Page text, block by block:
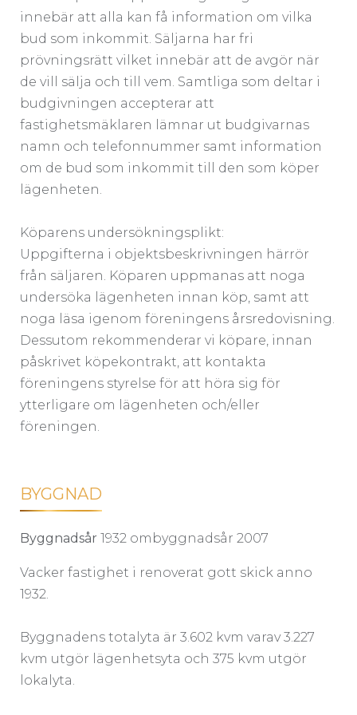
innebär att alla kan få information om vilka
bud som inkommit. Säljarna har fri
prövningsrätt vilket innebär att de avgör när
de vill sälja och till vem. Samtliga som deltar i
budgivningen accepterar att
fastighetsmäklaren lämnar ut budgivarnas
namn och telefonnummer samt information
om de bud som inkommit till den som köper
lägenheten.
Köparens undersökningsplikt:
Uppgifterna i objektsbeskrivningen härrör
från säljaren. Köparen uppmanas att noga
undersöka lägenheten innan köp, samt att
noga läsa igenom föreningens årsredovisning.
Dessutom rekommenderar vi köpare, innan
påskrivet köpekontrakt, att kontakta
föreningens styrelse för att höra sig för
ytterligare om lägenheten och/eller
föreningen.
BYGGNAD
Byggnadsår 1932 ombyggnadsår 2007
Vacker fastighet i renoverat gott skick anno
1932.
Byggnadens totalyta är 3.602 kvm varav 3.227
kvm utgör lägenhetsyta och 375 kvm utgör
lokalyta.